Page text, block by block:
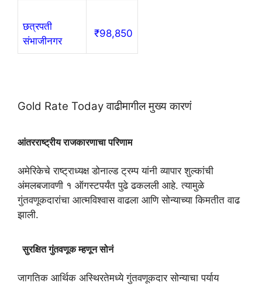
छत्रपती
संभाजीनगर
₹98,850
Gold Rate Today वाढीमागील मुख्य कारणं
आंतरराष्ट्रीय राजकारणाचा परिणाम
अमेरिकेचे राष्ट्राध्यक्ष डोनाल्ड ट्रम्प यांनी व्यापार शुल्कांची
अंमलबजावणी १ ऑगस्टपर्यंत पुढे ढकलली आहे. त्यामुळे
गुंतवणूकदारांचा आत्मविश्वास वाढला आणि सोन्याच्या किमतीत वाढ
झाली.
सुरक्षित गुंतवणूक म्हणून सोनं
जागतिक आर्थिक अस्थिरतेमध्ये गुंतवणूकदार सोन्याचा पर्याय